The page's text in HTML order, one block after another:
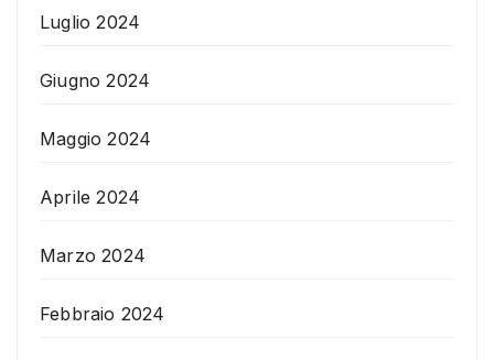
Luglio 2024
Giugno 2024
Maggio 2024
Aprile 2024
Marzo 2024
Febbraio 2024